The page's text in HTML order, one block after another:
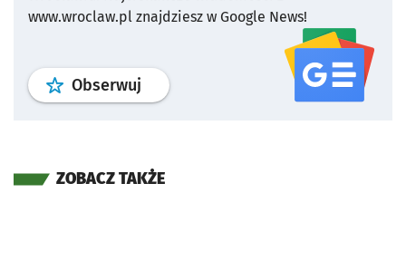
www.wroclaw.pl znajdziesz w Google News!
Obserwuj profil serwisu
ZOBACZ TAKŻE